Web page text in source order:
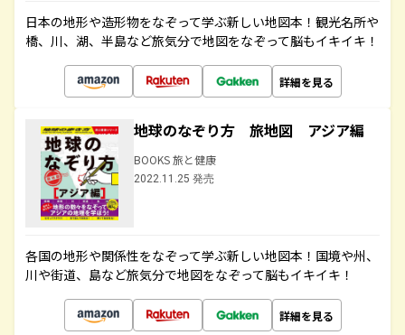
日本の地形や造形物をなぞって学ぶ新しい地図本！観光名所や
橋、川、湖、半島など旅気分で地図をなぞって脳もイキイキ！
詳細を見る
地球のなぞり方 旅地図 アジア編
BOOKS 旅と健康
2022.11.25 発売
各国の地形や関係性をなぞって学ぶ新しい地図本！国境や州、
川や街道、島など旅気分で地図をなぞって脳もイキイキ！
詳細を見る